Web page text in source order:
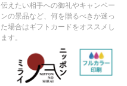
伝えたい相手への御礼やキャンペー
ンの景品など、何を贈るべきか迷っ
た場合はギフトカードをオススメし
ます。